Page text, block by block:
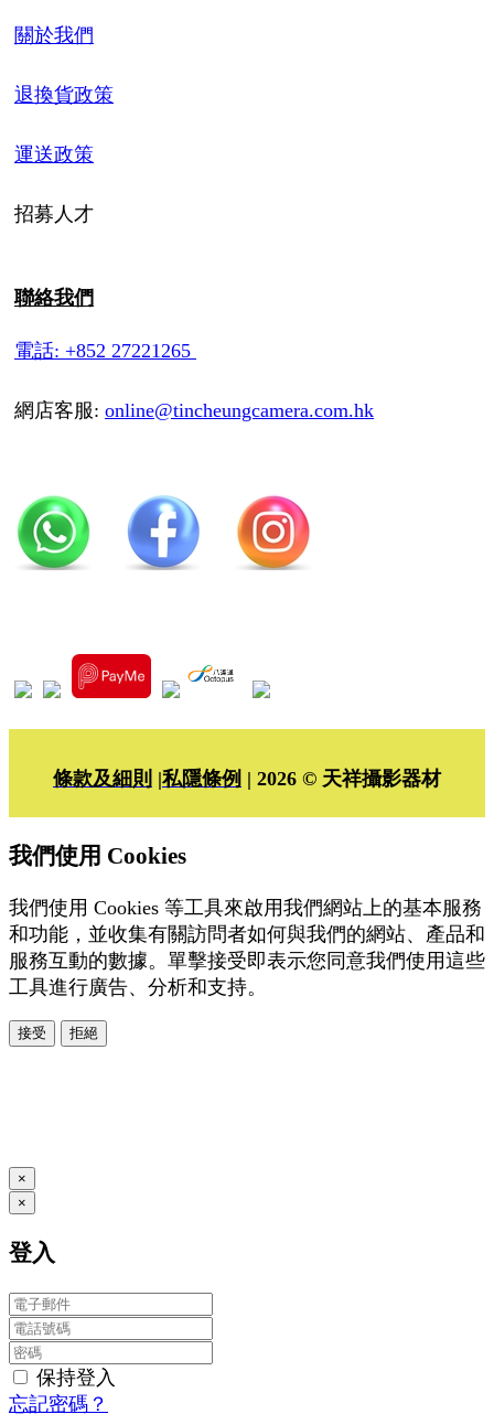
關於我們
退換貨政策
運送政策
招募人才
聯絡我們
電話: +852 27221265
網店客服: online@tincheungcamera.com.hk
條款及細則 |私隱條例 | 2026 © 天祥攝影器材
我們使用 Cookies
我們使用 Cookies 等工具來啟用我們網站上的基本服務
和功能，並收集有關訪問者如何與我們的網站、產品和
服務互動的數據。單擊接受即表示您同意我們使用這些
工具進行廣告、分析和支持。
接受 拒絕
×
×
登入
保持登入
忘記密碼？